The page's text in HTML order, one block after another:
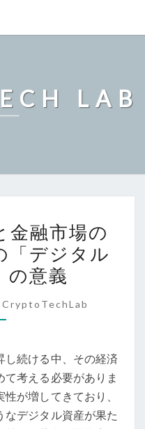
LAB
金融市場の
「デジタル
の意義
CryptoTechLab
続ける中、その経済
考える必要がありま
が増してきており、
なデジタル資産が果た